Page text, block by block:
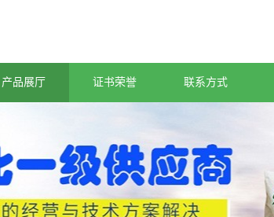
产品展厅 证书荣誉 联系方式